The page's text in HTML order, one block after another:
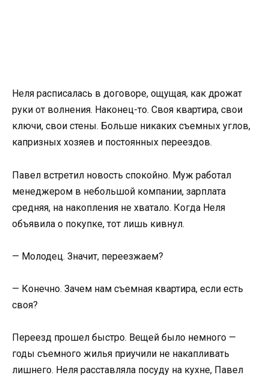
Неля расписалась в договоре, ощущая, как дрожат
руки от волнения. Наконец-то. Своя квартира, свои
ключи, свои стены. Больше никаких съемных углов,
капризных хозяев и постоянных переездов.
Павел встретил новость спокойно. Муж работал
менеджером в небольшой компании, зарплата
средняя, на накопления не хватало. Когда Неля
объявила о покупке, тот лишь кивнул.
— Молодец. Значит, переезжаем?
— Конечно. Зачем нам съемная квартира, если есть
своя?
Переезд прошел быстро. Вещей было немного —
годы съемного жилья приучили не накапливать
лишнего. Неля расставляла посуду на кухне, Павел